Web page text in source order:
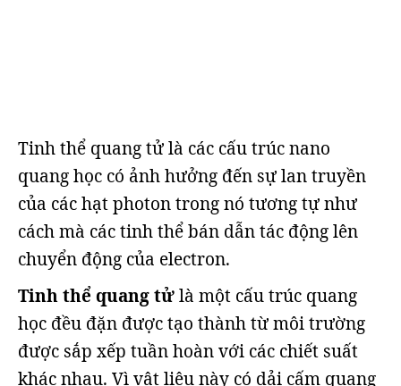
Tinh thể quang tử là các cấu trúc nano
quang học có ảnh hưởng đến sự lan truyền
của các hạt photon trong nó tương tự như
cách mà các tinh thể bán dẫn tác động lên
chuyển động của electron.
Tinh thể quang tửlà một cấu trúc quang
học đều đặn được tạo thành từ môi trường
được sắp xếp tuần hoàn với các chiết suất
khác nhau. Vì vật liệu này có dải cấm quang